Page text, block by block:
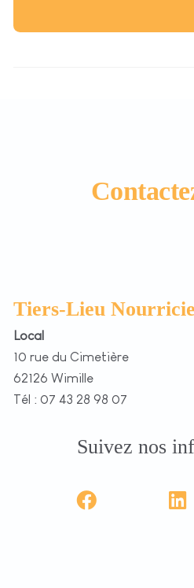
Tiers-Lieu
Local
10 rue du Cimetière
62126 Wimille
Tél : 07 43 28 98 07
Suivez nos